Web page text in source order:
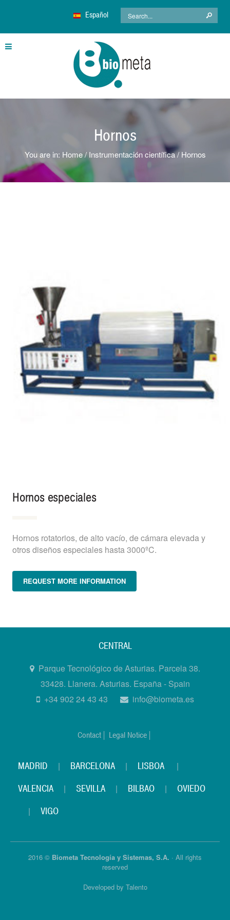
Español
Hornos
You are in: Home Instrumentación científica Hornos
Hornos especiales
Hornos rotatorios, de alto vacío, de cámara elevada y
otros diseños especiales hasta 3000ºC.
REQUEST MORE INFORMATION
CENTRAL
Parque Tecnológico de Asturias. Parcela 38.
33428. Llanera. Asturias. España - Spain
+34 902 24 43 43
info@biometa.es
Contact | Legal Notice |
MADRID | BARCELONA | LISBOA |
VALENCIA | SEVILLA | BILBAO | OVIEDO
| VIGO
2016 © Biometa Tecnología y Sistemas, S.A. · All rights
reserved
Developed by Talento